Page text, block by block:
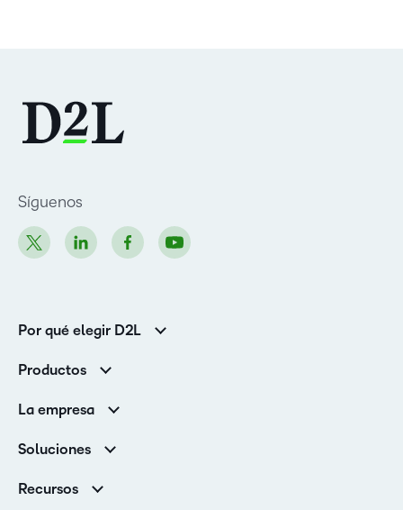
Síguenos
Por qué elegir D2L
Clientes corporativos
Productos
Servicios y asistencia
Asistencia
La empresa
Contactos y ubicaciones
Sala de Prensa
Soluciones
Educación primaria y secundaria
Recursos